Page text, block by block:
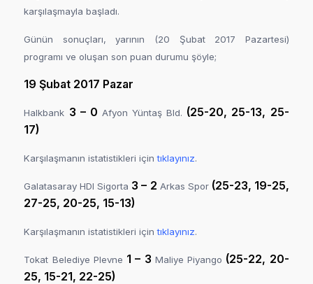
karşılaşmayla başladı.
Günün sonuçları, yarının (20 Şubat 2017 Pazartesi)
programı ve oluşan son puan durumu şöyle;
19 Şubat 2017 Pazar
Halkbank 3 – 0 Afyon Yüntaş Bld. (25-20, 25-13, 25-
17)
Karşılaşmanın istatistikleri içintıklayınız.
Galatasaray HDI Sigorta 3 – 2 Arkas Spor (25-23, 19-25,
27-25, 20-25, 15-13)
Karşılaşmanın istatistikleri içintıklayınız.
Tokat Belediye Plevne 1 – 3 Maliye Piyango (25-22, 20-
25, 15-21, 22-25)